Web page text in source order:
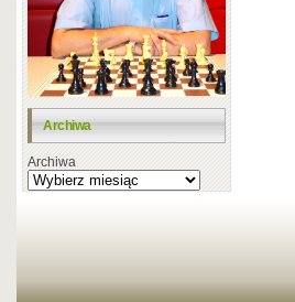
Archiwa
Archiwa